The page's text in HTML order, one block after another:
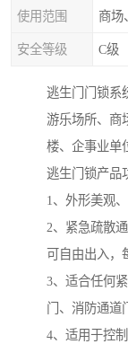
使用范围 商场
安全等级 C级
逃生门门锁系
游乐场所、商
楼、企事业单
逃生门锁产品
1、外形美观
2、紧急疏散
可自由出入，
3、适合任何
门、消防通道
4、适用于控